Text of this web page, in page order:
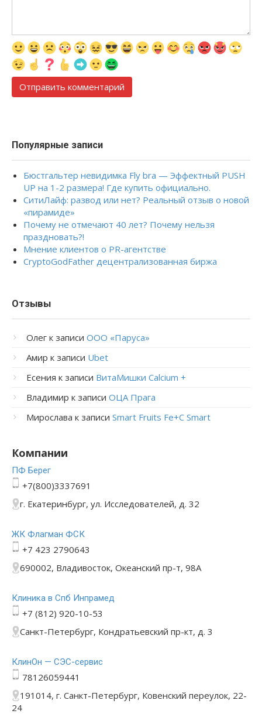
Популярные записи
Бюстгальтер невидимка Fly bra — Эффектный PUSH
UP на 1-2 размера! Где купить официально.
СитиЛайф: развод или нет? Реальный отзыв о новой
«пирамиде»
Почему не отмечают 40 лет? Почему нельзя
праздновать?!
Мнение клиентов о PR-агентстве
CryptoGodFather децентрализованная биржа
Отзывы
Олег к записи ООО «Паруса»
Амир к записи Ubet
Есения к записи ВитаМишки Calcium +
Владимир к записи ОЦА Прага
Мирослава к записи Smart Fruits Fe+C Smart
Компании
ПФ Берег
+7(800)3337691
г. Екатеринбург, ул. Исследователей, д. 32
ЖК Флагман ФСК
+7 423 2790643
690002, Владивосток, Океанский пр-т, 98А
Клиника в Спб Инпрамед
+7 (812) 920-10-53
Санкт-Петербург, Кондратьевский пр-кт, д. 3
КлинОн — СЭС-сервис
78126059441
191014, г. Санкт-Петербург, Ковенский переулок, 22-
24